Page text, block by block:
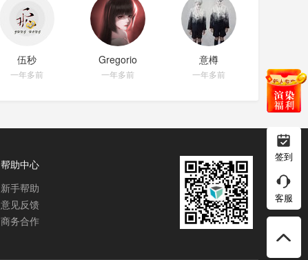
伍秒
一年多前
Gregorio
一年多前
意樽
一年多前
帮助中心
新手帮助
意见反馈
商务合作
签到
客服